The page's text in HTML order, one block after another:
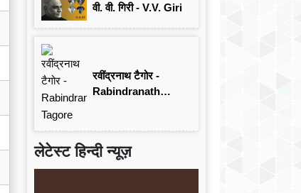
वी. वी. गिरी - V.V. Giri
रवींद्रनाथ टैगोर -
Rabindranath
लेटेस्ट हिन्दी न्यूज़